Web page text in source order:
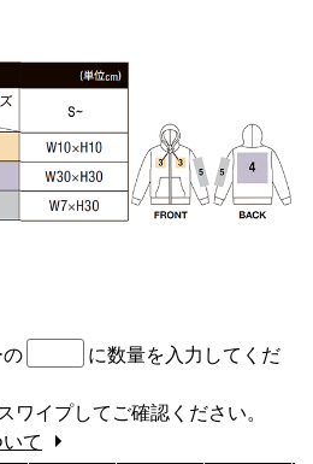
に数量を入力してくだ
ワイプしてご確認ください。
て